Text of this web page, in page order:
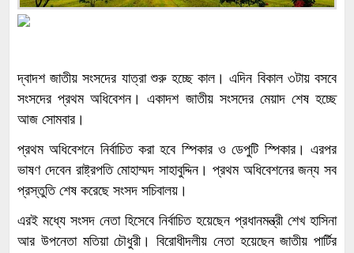
দ্বাদশ জাতীয় সংসদের যাত্রা শুরু হচ্ছে কাল। এদিন বিকাল ৩টায় বসবে
সংসদের প্রথম অধিবেশন। একাদশ জাতীয় সংসদের মেয়াদ শেষ হচ্ছে
আজ সোমবার।
প্রথম অধিবেশনে নির্বাচিত করা হবে স্পিকার ও ডেপুটি স্পিকার। এরপর
ভাষণ দেবেন রাষ্ট্রপতি মোহাম্মদ সাহাবুদ্দিন। প্রথম অধিবেশনের জন্য সব
প্রস্তুতি শেষ করেছে সংসদ সচিবালয়।
এরই মধ্যে সংসদ নেতা হিসেবে নির্বাচিত হয়েছেন প্রধানমন্ত্রী শেখ হাসিনা
আর উপনেতা মতিয়া চৌধুরী। বিরোধীদলীয় নেতা হয়েছেন জাতীয় পার্টির